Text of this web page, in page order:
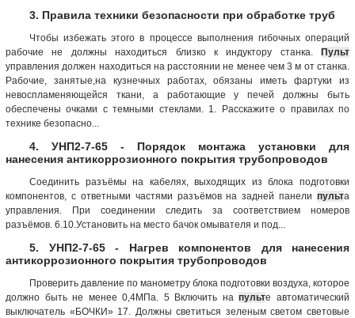
3. Правила техники безопасности при обработке труб
Чтобы избежать этого в процессе выполнения гибочных операций
рабочие не должны находиться близко к индуктору станка. Пульт
управления должен находиться на расстоянии не менее чем 3 м от станка.
Рабочие, занятые,на кузнечных работах, обязаны иметь фартуки из
невоспламеняющейся ткани, а работающие у печей должны быть
обеспечены очками с темными стеклами. 1. Расскажите о правилах по
технике безопасно...
4. УНП2-7-65 - Порядок монтажа установки для
нанесения антикоррозионного покрытия трубопроводов
Соединить разъёмы на кабелях, выходящих из блока подготовки
компонентов, с ответными частями разъёмов на задней панели пульта
управления. При соединении следить за соответствием номеров
разъёмов. 6.10.Установить на место бачок омывателя и под...
5. УНП2-7-65 - Нагрев компонентов для нанесения
антикоррозионного покрытия трубопроводов
Проверить давление по манометру блока подготовки воздуха, которое
должно быть не менее 0,4МПа. 5 Включить напульте автоматический
выключатель «БОЧКИ» 17. Должны светиться зеленым светом световые